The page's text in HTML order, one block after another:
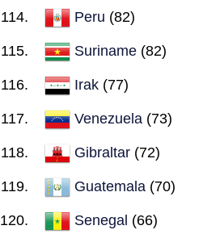
Peru (82)
Suriname (82)
Irak (77)
Venezuela (73)
Gibraltar (72)
Guatemala (70)
Senegal (66)